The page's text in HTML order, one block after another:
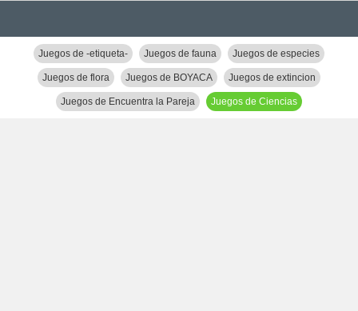
Juegos de -etiqueta- Juegos de fauna Juegos de especies
Juegos de flora Juegos de BOYACA Juegos de extincion
Juegos de Encuentra la Pareja Juegos de Ciencias